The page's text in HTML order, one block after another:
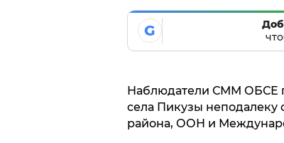
G
Наблюдатели СММ ОБСЕ
села Пикузы неподалеку
района, ООН и